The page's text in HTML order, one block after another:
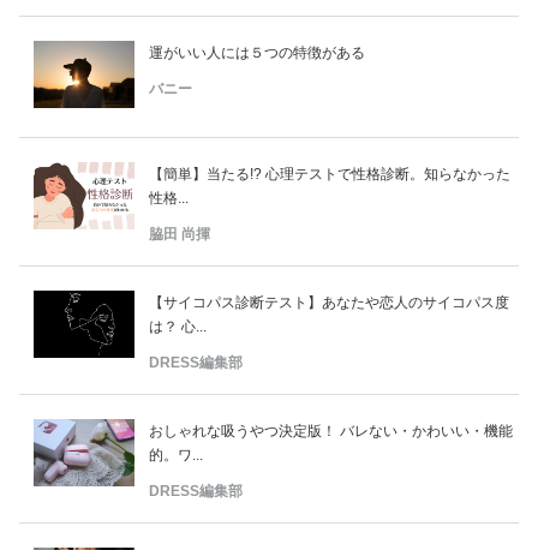
運がいい人には５つの特徴がある
バニー
【簡単】当たる!? 心理テストで性格診断。知らなかった
性格...
脇田 尚揮
【サイコパス診断テスト】あなたや恋人のサイコパス度
は？ 心...
DRESS編集部
おしゃれな吸うやつ決定版！ バレない・かわいい・機能
的。ワ...
DRESS編集部